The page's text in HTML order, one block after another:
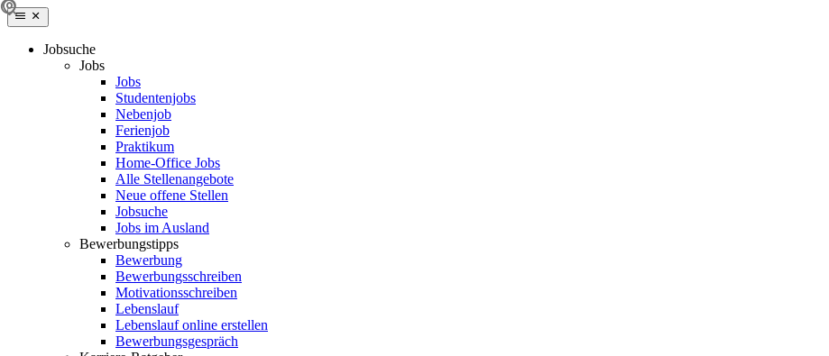
Jobsuche
Jobs
Jobs
Studentenjobs
Nebenjob
Ferienjob
Praktikum
Home-Office Jobs
Alle Stellenangebote
Neue offene Stellen
Jobsuche
Jobs im Ausland
Bewerbungstipps
Bewerbung
Bewerbungsschreiben
Motivationsschreiben
Lebenslauf
Lebenslauf online erstellen
Bewerbungsgespräch